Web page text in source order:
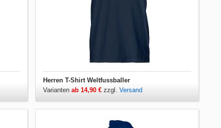
Herren T-Shirt Weltfussballer
Variantenab 14,90 € zzgl.Versand